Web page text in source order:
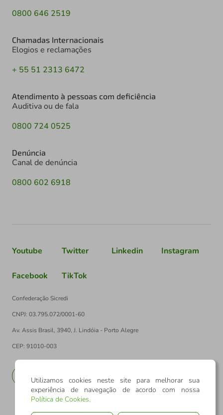
0800 646 2519
Chamadas Internacionais
Elogios e reclamações
+ 55 51 2313 6472
Atendimento à pessoas com deficiência
Auditiva ou de fala
0800 724 0525
Denúncia
Canal de denúncia
0800 602 6918
Youtube Twitter Linkedin Instagram
Facebook TikTok
Confederação Sicredi
CNPJ: 03.795.072/0001-60
Av. Assis Brasil, 3940, J. Lindóia - Porto Alegre
CEP: 91010-003
Utilizamos cookies neste site para melhorar sua
experiência de navegação de acordo com nossa
Política de Cookies.